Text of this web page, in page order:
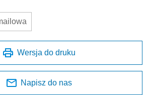
Wersja do druku
Napisz do nas